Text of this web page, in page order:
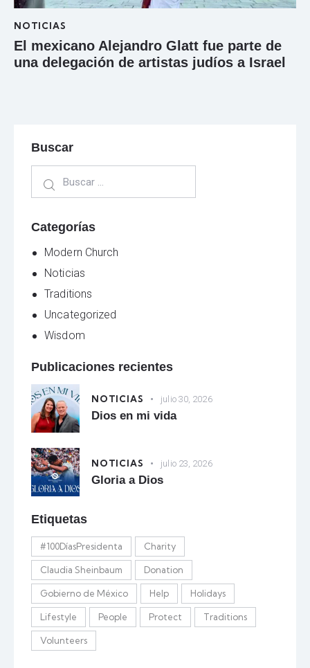
NOTICIAS
El mexicano Alejandro Glatt fue parte de
una delegación de artistas judíos a Israel
Buscar
Categorías
Modern Church
Noticias
Traditions
Uncategorized
Wisdom
Publicaciones recientes
NOTICIAS julio 30, 2026
Dios en mi vida
NOTICIAS julio 23, 2026
Gloria a Dios
Etiquetas
#100DíasPresidenta Charity
Claudia Sheinbaum Donation
Gobierno de México Help Holidays
Lifestyle People Protect Traditions
Volunteers